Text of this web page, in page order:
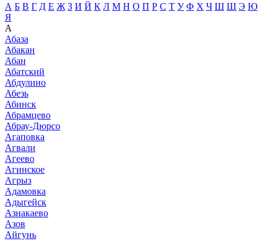
А Б В Г Д Е Ж З И Й К Л М Н О П Р С Т У Ф Х Ч Ш Щ Э Ю
Я
А
Абаза
Абакан
Абан
Абатский
Абдулино
Абезь
Абинск
Абрамцево
Абрау-Дюрсо
Агаповка
Агвали
Агеево
Агинское
Агрыз
Адамовка
Адыгейск
Азнакаево
Азов
Айгунь